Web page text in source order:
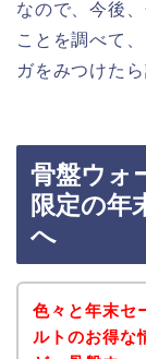
なので、今後
ことを調べて
ガをみつけた
骨盤ウォ
限定の年
へ
色々と年末セ
ルトのお得な